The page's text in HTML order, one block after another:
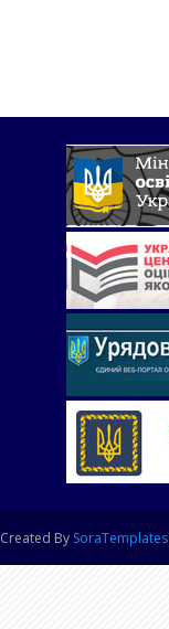
Created By SoraTemplates